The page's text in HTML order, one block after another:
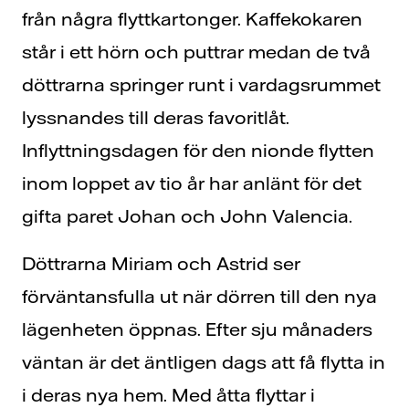
från några flyttkartonger. Kaffekokaren
står i ett hörn och puttrar medan de två
döttrarna springer runt i vardagsrummet
lyssnandes till deras favoritlåt.
Inflyttningsdagen för den nionde flytten
inom loppet av tio år har anlänt för det
gifta paret Johan och John Valencia.
Döttrarna Miriam och Astrid ser
förväntansfulla ut när dörren till den nya
lägenheten öppnas. Efter sju månaders
väntan är det äntligen dags att få flytta in
i deras nya hem. Med åtta flyttar i